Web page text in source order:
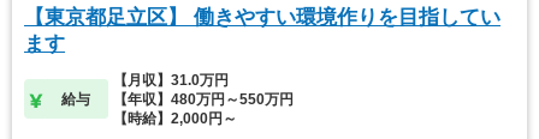
【東京都足立区】 働きやすい環境作りを目指してい
ます
給与
【月収】31.0万円
【年収】480万円～550万円
【時給】2,000円～